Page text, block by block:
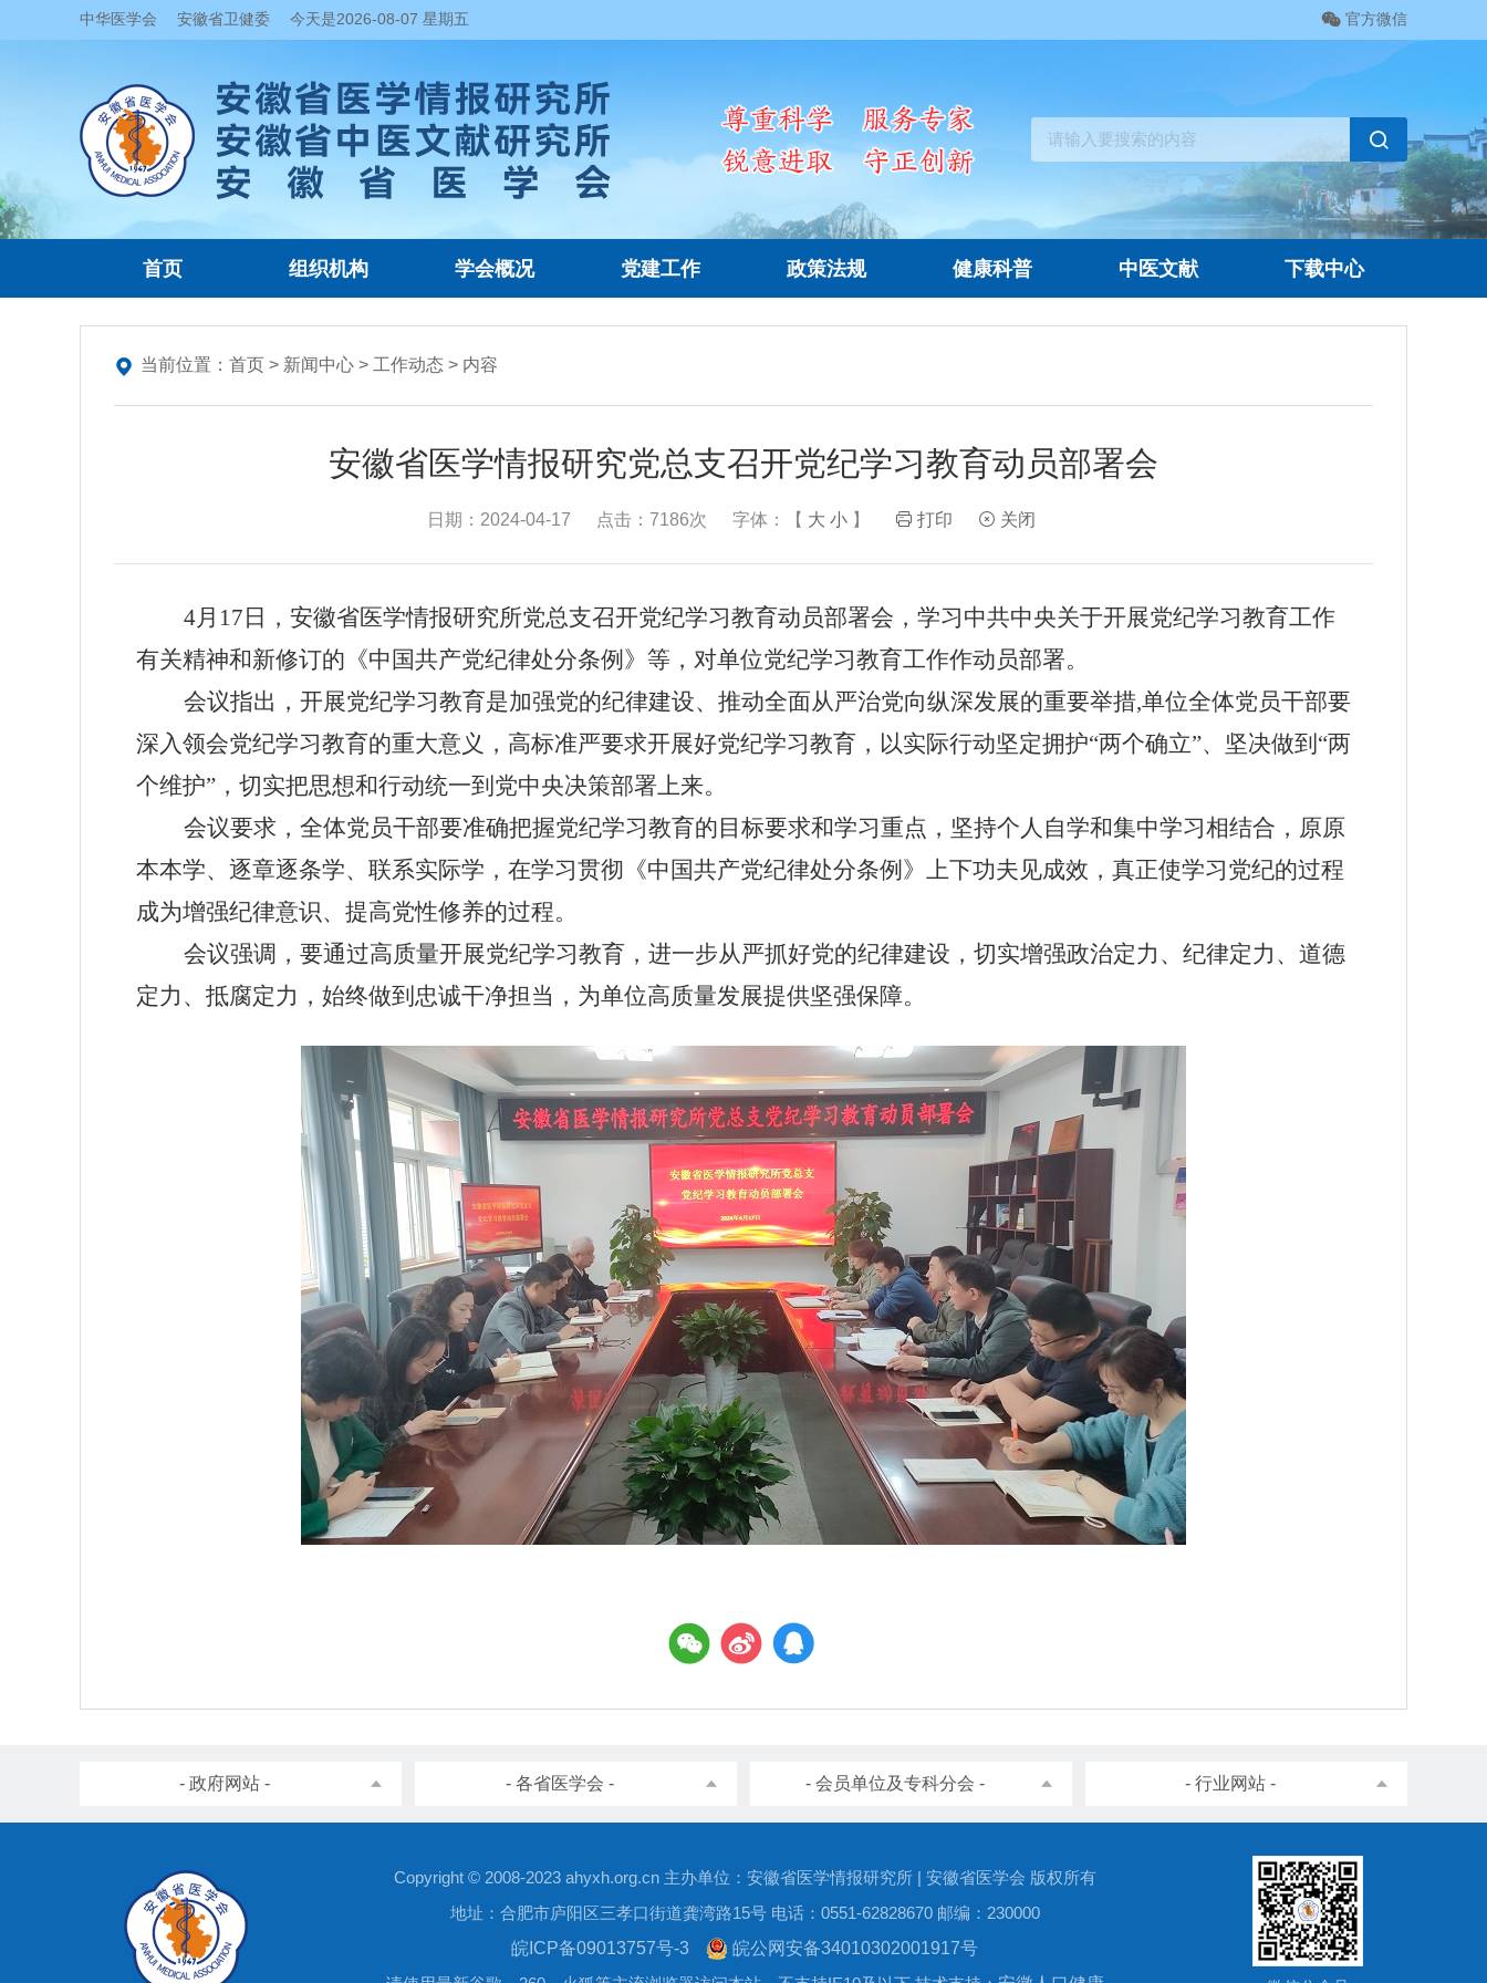
中华医学会 安徽省卫健委 今天是2026-08-07 星期五 官方微信
首页 组织机构 学会概况 党建工作 政策法规 健康科普 中医文献 下载中心
当前位置： 首页 > 新闻中心 > 工作动态 > 内容
安徽省医学情报研究党总支召开党纪学习教育动员部署会
日期：2024-04-17 点击：7186次 字体：【 大 小】 打印 关闭
4月17日，安徽省医学情报研究所党总支召开党纪学习教育动员部署会，学习中共中央关于开展党纪学习教育工作
有关精神和新修订的《中国共产党纪律处分条例》等，对单位党纪学习教育工作作动员部署。
会议指出，开展党纪学习教育是加强党的纪律建设、推动全面从严治党向纵深发展的重要举措,单位全体党员干部要
深入领会党纪学习教育的重大意义，高标准严要求开展好党纪学习教育，以实际行动坚定拥护“两个确立”、坚决做到“两
个维护”，切实把思想和行动统一到党中央决策部署上来。
会议要求，全体党员干部要准确把握党纪学习教育的目标要求和学习重点，坚持个人自学和集中学习相结合，原原
本本学、逐章逐条学、联系实际学，在学习贯彻《中国共产党纪律处分条例》上下功夫见成效，真正使学习党纪的过程
成为增强纪律意识、提高党性修养的过程。
会议强调，要通过高质量开展党纪学习教育，进一步从严抓好党的纪律建设，切实增强政治定力、纪律定力、道德
定力、抵腐定力，始终做到忠诚干净担当，为单位高质量发展提供坚强保障。
- 政府网站 - - 各省医学会 - - 会员单位及专科分会 - - 行业网站 -
Copyright © 2008-2023 ahyxh.org.cn 主办单位：安徽省医学情报研究所 | 安徽省医学会 版权所有
地址：合肥市庐阳区三孝口街道龚湾路15号 电话：0551-62828670 邮编：230000
皖ICP备09013757号-3
皖公网安备34010302001917号